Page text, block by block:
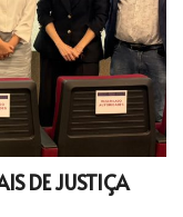
DE JUSTIÇA